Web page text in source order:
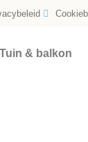
Tuin & balkon